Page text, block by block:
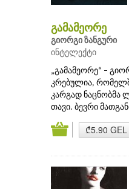
გამამეორე
გიორგი ზანგური
ინტელექტი
„გამამეორე“ –
კრებულია,
კარგად ნაცნობმა
თავი. ბევრი
₾5.90 GEL